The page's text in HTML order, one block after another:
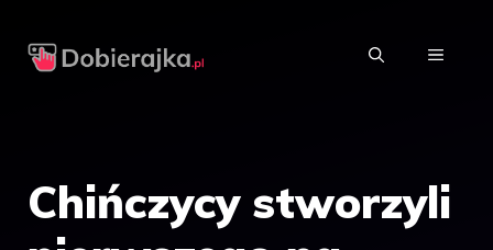
MENU
Chińczycy stworzyli